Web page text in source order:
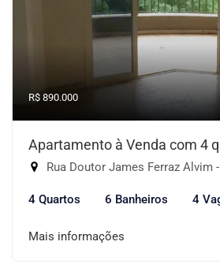
R$ 890.000
Apartamento à Venda com 4
Rua Doutor James Ferraz Alvim - Vila
4 Quartos 6 Banheiros 4
Mais informações